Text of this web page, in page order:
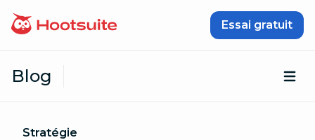
Essai gratuit
Blog
Stratégie